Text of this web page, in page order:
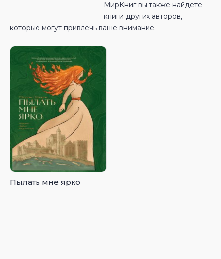
МирКниг вы также найдете
книги других авторов,
которые могут привлечь ваше внимание.
Пылать мне ярко